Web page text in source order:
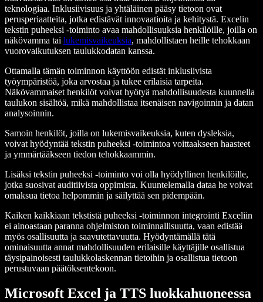
teknologiaa. Inklusiivisuus ja yhtäläinen pääsy tietoon ovat
perusperiaatteita, jotka edistävät innovaatioita ja kehitystä. Excelin
tekstin puheeksi -toiminto avaa mahdollisuuksia henkilöille, joilla on
näkövamma tai lukemisvaikeuksia, mahdollistaen heille tehokkaan
vuorovaikutuksen taulukkodatan kanssa.
Ottamalla tämän toiminnon käyttöön edistät inklusiivista
työympäristöä, joka arvostaa ja tukee erilaisia tarpeita.
Näkövammaiset henkilöt voivat hyötyä mahdollisuudesta kuunnella
taulukon sisältöä, mikä mahdollistaa itsenäisen navigoinnin ja datan
analysoinnin.
Samoin henkilöt, joilla on lukemisvaikeuksia, kuten dysleksia,
voivat hyödyntää tekstin puheeksi -toimintoa voittaakseen haasteet
ja ymmärtääkseen tiedon tehokkaammin.
Lisäksi tekstin puheeksi -toiminto voi olla hyödyllinen henkilöille,
jotka suosivat auditiivista oppimista. Kuuntelemalla dataa he voivat
omaksua tietoa helpommin ja säilyttää sen pidempään.
Kaiken kaikkiaan tekstistä puheeksi -toiminnon integrointi Exceliin
ei ainoastaan paranna ohjelmiston toiminnallisuutta, vaan edistää
myös osallisuutta ja saavutettavuutta. Hyödyntämällä tätä
ominaisuutta annat mahdollisuuden erilaisille käyttäjille osallistua
täysipainoisesti taulukkolaskennan tietoihin ja osallistua tietoon
perustuvaan päätöksentekoon.
Microsoft Excel ja TTS luokkahuoneessa